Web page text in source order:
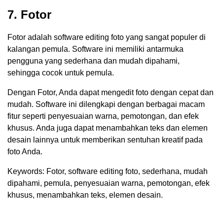
7. Fotor
Fotor adalah software editing foto yang sangat populer di
kalangan pemula. Software ini memiliki antarmuka
pengguna yang sederhana dan mudah dipahami,
sehingga cocok untuk pemula.
Dengan Fotor, Anda dapat mengedit foto dengan cepat dan
mudah. Software ini dilengkapi dengan berbagai macam
fitur seperti penyesuaian warna, pemotongan, dan efek
khusus. Anda juga dapat menambahkan teks dan elemen
desain lainnya untuk memberikan sentuhan kreatif pada
foto Anda.
Keywords: Fotor, software editing foto, sederhana, mudah
dipahami, pemula, penyesuaian warna, pemotongan, efek
khusus, menambahkan teks, elemen desain.